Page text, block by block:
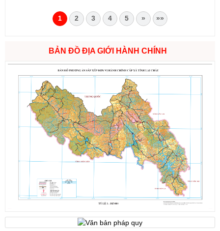
1 2 3 4 5 » »»
BẢN ĐỒ ĐỊA GIỚI HÀNH CHÍNH
Số:1721/QĐ-UBND
(Quyết định Phê duyệt phương án đấu giá quyền sử dụng
đất đối với 04 thửa đất thương mại, dịch vụ năm 2026 trên địa
bàn tỉnh Lai Châu)
Ngày ban hành: (07/08/2026) -Ngày hiệu lực: (07/08/2026)
Số:6731/UBND-KTN
(Công văn V/v triển khai thực hiện Nghị định số
303/2026/NĐ-CP ngày 01/8/2026 của Chính phủ sửa đổi, bổ
sung một số điều của Nghị định số 32/2024/NĐ-CP ngày
15/3/2024 của Chính phủ về quản lý, phát triển cụm công nghiệp)